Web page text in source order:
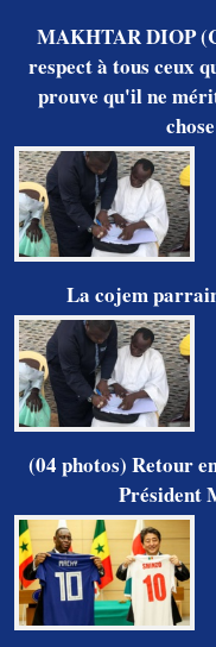
MAKHTAR DIOP
respect à tous ceux
prouve qu'il ne
La cojem
(04 photos) Retour
Président